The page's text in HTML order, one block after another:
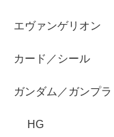
エヴァンゲリオン
カード／シール
ガンダム／ガンプラ
HG